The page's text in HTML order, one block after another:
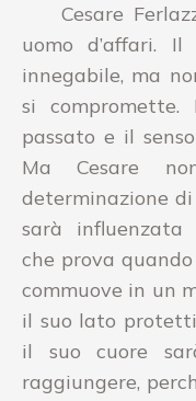
Cesare
uomo d’affari.
innegabile, ma
si compromette.
passato e il
Ma Cesare
determinazione
sarà influenzata
che prova
commuove in un
il suo lato
il suo cuore
raggiungere,